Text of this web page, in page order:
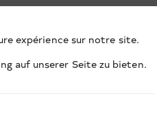
geht,
expérience sur notre site.
auf unserer Seite zu bieten.